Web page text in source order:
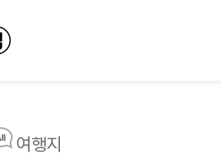
여행지